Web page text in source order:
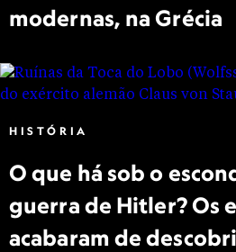
modernas, na Grécia
HISTÓRIA
O que há sob o
guerra de Hitler? Os
acabaram de